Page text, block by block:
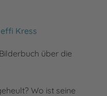
Kress
über die
Wo ist seine